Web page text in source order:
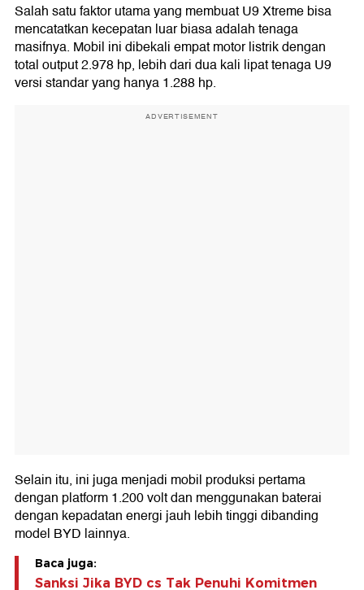
Salah satu faktor utama yang membuat U9 Xtreme bisa
mencatatkan kecepatan luar biasa adalah tenaga
masifnya. Mobil ini dibekali empat motor listrik dengan
total output 2.978 hp, lebih dari dua kali lipat tenaga U9
versi standar yang hanya 1.288 hp.
ADVERTISEMENT
Selain itu, ini juga menjadi mobil produksi pertama
dengan platform 1.200 volt dan menggunakan baterai
dengan kepadatan energi jauh lebih tinggi dibanding
model BYD lainnya.
Baca juga:
Sanksi Jika BYD cs Tak Penuhi Komitmen